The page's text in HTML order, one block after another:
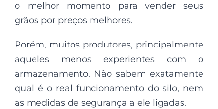
o melhor momento para vender seus
grãos por preços melhores.
Porém, muitos produtores, principalmente
aqueles menos experientes com o
armazenamento. Não sabem exatamente
qual é o real funcionamento do silo, nem
as medidas de segurança a ele ligadas.